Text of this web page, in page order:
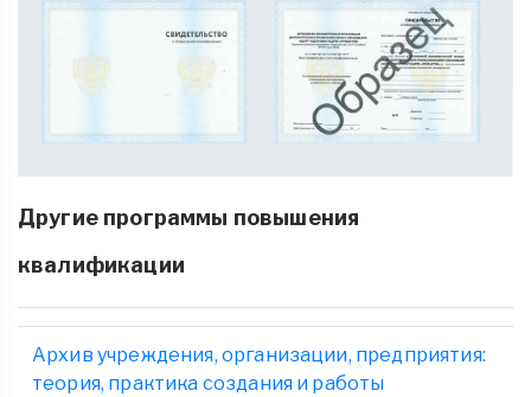
Другие программы повышения
квалификации
Архив учреждения, организации, предприятия:
теория, практика создания и работы